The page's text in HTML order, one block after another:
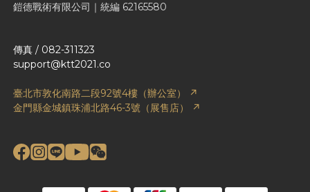
鎧德戰術有限公司｜統編 62165580
傳真 / 082-311323
support@ktt2021.co
臺北市敦化南路二段92號4樓（辦公室） ↗
金門縣金城鎮珠浦北路46-3號（展售店） ↗